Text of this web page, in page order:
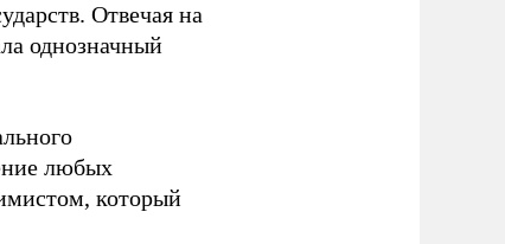
Отвечая на
однозначный
любых
который